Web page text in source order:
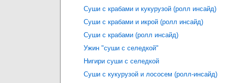
Суши с крабами и кукурузой (ролл инсайд)
Суши с крабами и икрой (ролл инсайд)
Суши с крабами (ролл инсайд)
Ужин "суши с селедкой"
Нигири суши с селедкой
Суши с кукурузой и лососем (ролл-инсайд)